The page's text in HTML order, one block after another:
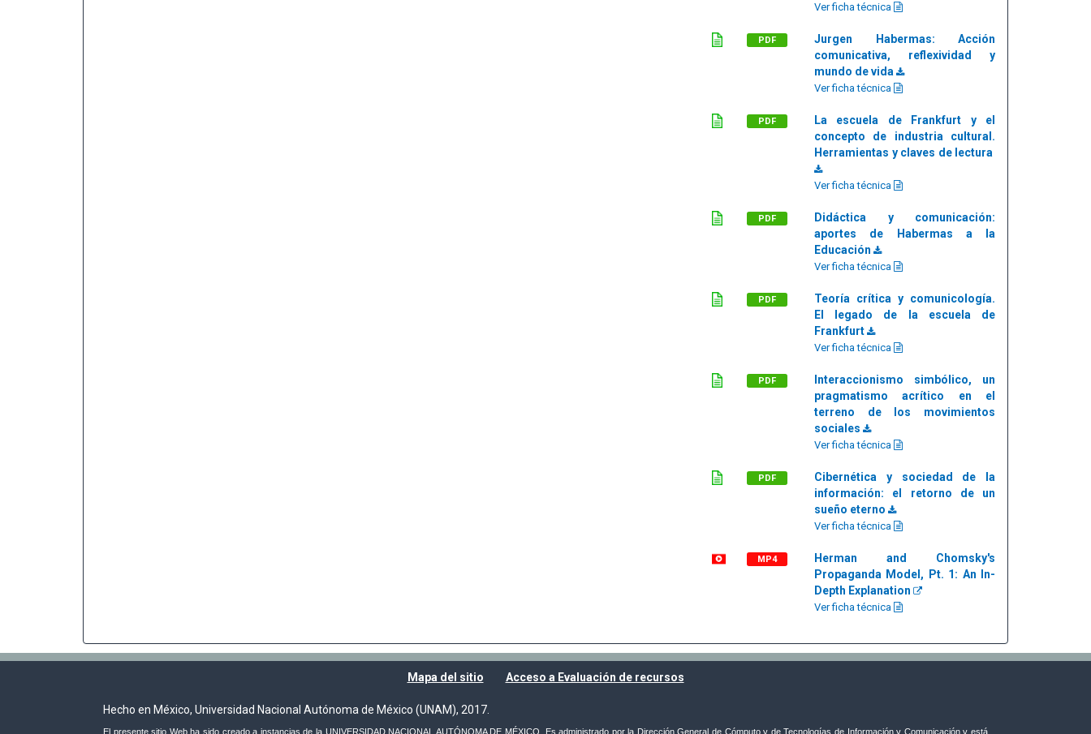
Ver ficha técnica
PDF
Jurgen Habermas: Acción
comunicativa, reflexividad y
mundo de vida
Ver ficha técnica
PDF
La escuela de Frankfurt y el
concepto de industria cultural.
Herramientas y claves de lectura
Ver ficha técnica
PDF
Didáctica y comunicación:
aportes de Habermas a la
Educación
Ver ficha técnica
PDF
Teoría crítica y comunicología.
El legado de la escuela de
Frankfurt
Ver ficha técnica
PDF
Interaccionismo simbólico, un
pragmatismo acrítico en el
terreno de los movimientos
sociales
Ver ficha técnica
PDF
Cibernética y sociedad de la
información: el retorno de un
sueño eterno
Ver ficha técnica
MP4
Herman and Chomsky's
Propaganda Model, Pt. 1: An In-
Depth Explanation
Ver ficha técnica
Mapa del sitio Acceso a Evaluación de recursos
Hecho en México, Universidad Nacional Autónoma de México (UNAM), 2017.
El presente sitio Web ha sido creado a instancias de la UNIVERSIDAD NACIONAL AUTÓNOMA DE MÉXICO. Es administrado por la Dirección General de Cómputo y de Tecnologías de Información y Comunicación y está